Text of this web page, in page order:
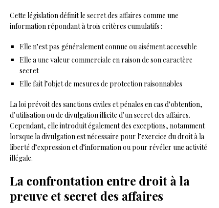
Cette législation définit le secret des affaires comme une
information répondant à trois critères cumulatifs :
Elle n’est pas généralement connue ou aisément accessible
Elle a une valeur commerciale en raison de son caractère
secret
Elle fait l’objet de mesures de protection raisonnables
La loi prévoit des sanctions civiles et pénales en cas d’obtention,
d’utilisation ou de divulgation illicite d’un secret des affaires.
Cependant, elle introduit également des exceptions, notamment
lorsque la divulgation est nécessaire pour l’exercice du droit à la
liberté d’expression et d’information ou pour révéler une activité
illégale.
La confrontation entre droit à la
preuve et secret des affaires